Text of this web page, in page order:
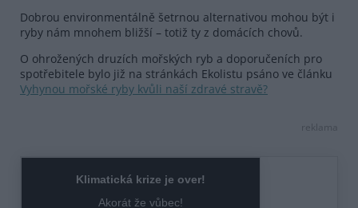
Dobrou environmentálně šetrnou alternativou mohou být i
ryby nám mnohem bližší – totiž ty z domácích chovů.
O ohrožených druzích mořských ryb a doporučeních pro
spotřebitele bylo již na stránkách Ekolistu psáno ve článku
Vyhynou mořské ryby kvůli naší zdravé stravě?
reklama